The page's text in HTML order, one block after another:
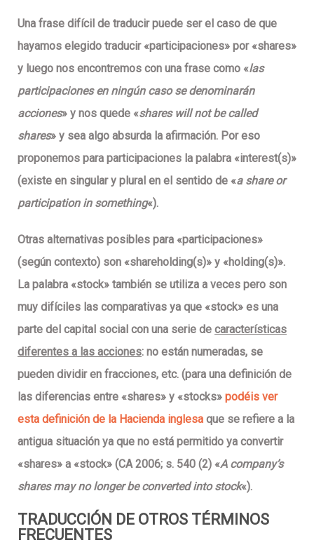
Una frase difícil de traducir puede ser el caso de que
hayamos elegido traducir «participaciones» por «shares»
y luego nos encontremos con una frase como «las
participaciones en ningún caso se denominarán
acciones» y nos quede «shares will not be called
shares» y sea algo absurda la afirmación. Por eso
proponemos para participaciones la palabra «interest(s)»
(existe en singular y plural en el sentido de «a share or
participation in something«).
Otras alternativas posibles para «participaciones»
(según contexto) son «shareholding(s)» y «holding(s)».
La palabra «stock» también se utiliza a veces pero son
muy difíciles las comparativas ya que «stock» es una
parte del capital social con una serie de características
diferentes a las acciones: no están numeradas, se
pueden dividir en fracciones, etc. (para una definición de
las diferencias entre «shares» y «stocks» podéis ver
esta definición de la Hacienda inglesa que se refiere a la
antigua situación ya que no está permitido ya convertir
«shares» a «stock» (CA 2006; s. 540 (2) «A company’s
shares may no longer be converted into stock«).
TRADUCCIÓN DE OTROS TÉRMINOS
FRECUENTES